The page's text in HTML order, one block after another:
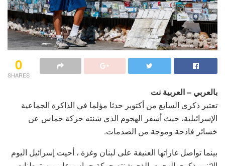
0
SHARES
بالعربي – العربية نت
تعتبر ذكرى السابع من أكتوبر حدثا مؤلما في الذاكرة الجماعية
الإسرائيلية، حيث أسفر الهجوم الذي شنته حركة حماس عن
خسائر فادحة وموجة من الصدمات.
بينما تواصل غاراتها العنيفة على لبنان وغزة ، أحيت إسرائيل اليوم